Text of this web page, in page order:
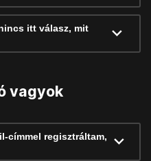
itt válasz, mit
vagyok
címmel regisztráltam,